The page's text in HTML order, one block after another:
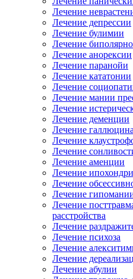
Лечение
Лечение депрессии
Лечение булимии
Лечение
Лечение анорексии
Лечение паранойи
Лечение кататонии
Лечение
Лечение мании
Лечение
Лечение деменции
Лечение
Лечение
Лечение
Лечение аменции
Лечение
Лечение
Лечение
Лечение
расстройства
Лечение
Лечение психоза
Лечение
Лечение
Лечение абулии